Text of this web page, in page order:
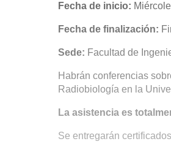
Fecha de inicio:
Fecha de finalización:
Sede: Facultad de
Habrán conferencias
Radiobiología en la
La asistencia es
Se entregarán